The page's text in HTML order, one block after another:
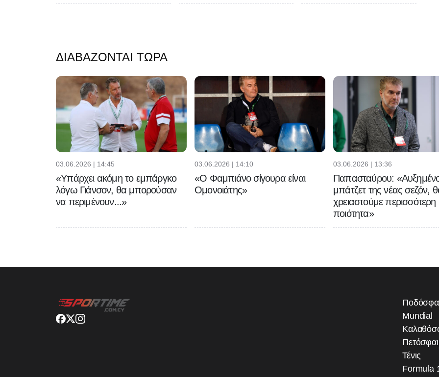
ΔΙΑΒΆΖΟΝΤΑΙ ΤΏΡΑ
03.06.2026 | 14:45
«Υπάρχει ακόμη το εμπάργκο
λόγω Γιάνσον, θα μπορούσαν
να περιμένουν...»
03.06.2026 | 14:10
«Ο Φαμπιάνο σίγουρα είναι
Ομονοιάτης»
03.06.2026 | 13:36
Παπασταύρου:
μπάτζετ της νέας σεζόν,
χρειαστούμε περισσότερη
ποιότητα»
Mundial
Τένις
Formula